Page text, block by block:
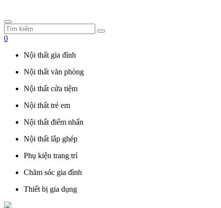
0
Nội thất gia đình
Nội thất văn phòng
Nội thất cửa tiệm
Nội thất trẻ em
Nội thất điểm nhấn
Nội thất lắp ghép
Phụ kiện trang trí
Chăm sóc gia đình
Thiết bị gia dụng